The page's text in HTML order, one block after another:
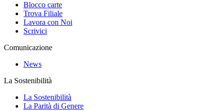
Blocco carte
Trova Filiale
Lavora con Noi
Scrivici
Comunicazione
News
La Sostenibilità
La Sostenibilità
La Parità di Genere